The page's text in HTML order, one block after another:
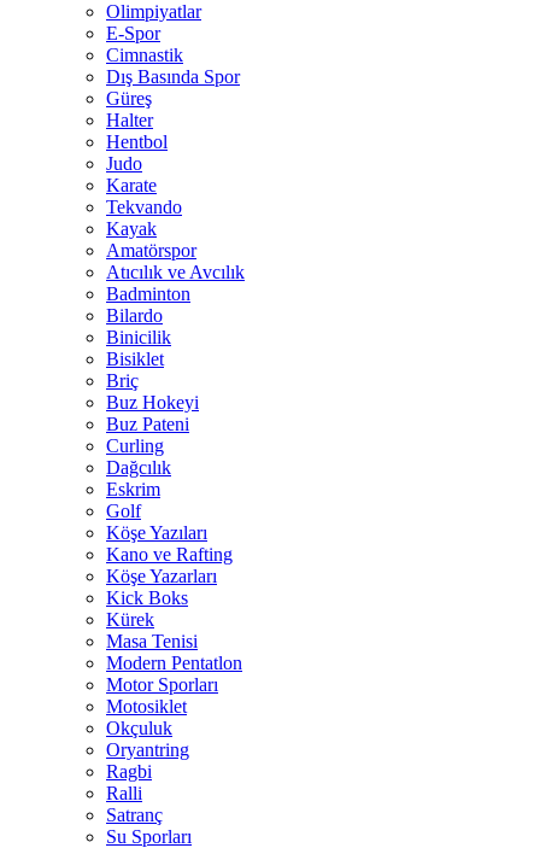
Olimpiyatlar
E-Spor
Cimnastik
Dış Basında Spor
Güreş
Halter
Hentbol
Judo
Karate
Tekvando
Kayak
Amatörspor
Atıcılık ve Avcılık
Badminton
Bilardo
Binicilik
Bisiklet
Briç
Buz Hokeyi
Buz Pateni
Curling
Dağcılık
Eskrim
Golf
Köşe Yazıları
Kano ve Rafting
Köşe Yazarları
Kick Boks
Kürek
Masa Tenisi
Modern Pentatlon
Motor Sporları
Motosiklet
Okçuluk
Oryantring
Ragbi
Ralli
Satranç
Su Sporları